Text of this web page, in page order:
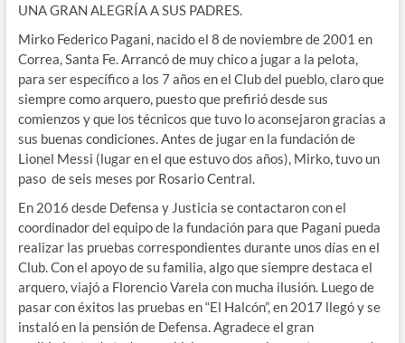
UNA GRAN ALEGRÍA A SUS PADRES.
Mirko Federico Pagani, nacido el 8 de noviembre de 2001 en
Correa, Santa Fe. Arrancó de muy chico a jugar a la pelota,
para ser específico a los 7 años en el Club del pueblo, claro que
siempre como arquero, puesto que prefirió desde sus
comienzos y que los técnicos que tuvo lo aconsejaron gracias a
sus buenas condiciones. Antes de jugar en la fundación de
Lionel Messi (lugar en el que estuvo dos años), Mirko, tuvo un
paso de seis meses por Rosario Central.
En 2016 desde Defensa y Justicia se contactaron con el
coordinador del equipo de la fundación para que Pagani pueda
realizar las pruebas correspondientes durante unos días en el
Club. Con el apoyo de su familia, algo que siempre destaca el
arquero, viajó a Florencio Varela con mucha ilusión. Luego de
pasar con éxitos las pruebas en “El Halcón”, en 2017 llegó y se
instaló en la pensión de Defensa. Agradece el gran